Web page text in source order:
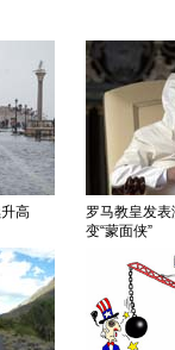
高
罗马教皇发
变“蒙面侠”